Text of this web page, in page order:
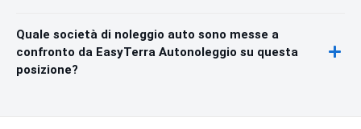
Quale società di noleggio auto sono messe a
confronto da EasyTerra Autonoleggio su questa
posizione?